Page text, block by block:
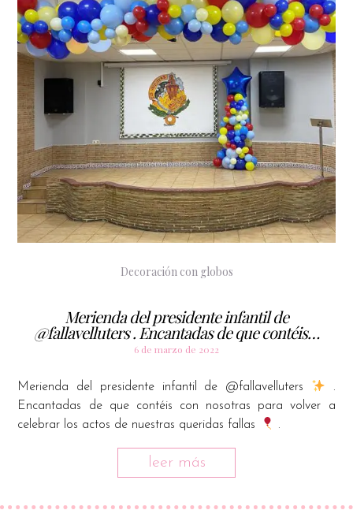
Decoración con globos
Merienda del presidente infantil de
@fallavelluters . Encantadas de que contéis…
6 de marzo de 2022
Merienda del presidente infantil de @fallavelluters
.
Encantadas de que contéis con nosotras para volver a
celebrar los actos de nuestras queridas fallas
.
leer más